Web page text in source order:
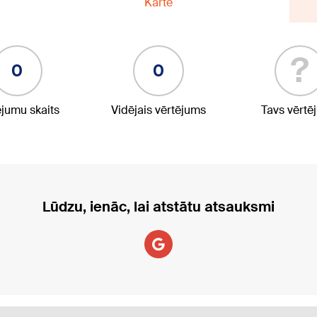
0
skaits
0
Vidējais vērtējums
?
Tavs
Lūdzu, ienāc, lai atstātu atsauksmi